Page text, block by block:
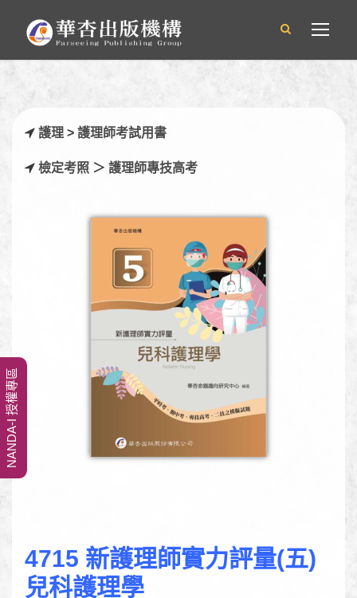
護理 > 護理師考試用書
檢定考照 ＞ 護理師專技高考
4715 新護理師實力評量(五)
兒科護理學
NANDA-I 授權專區